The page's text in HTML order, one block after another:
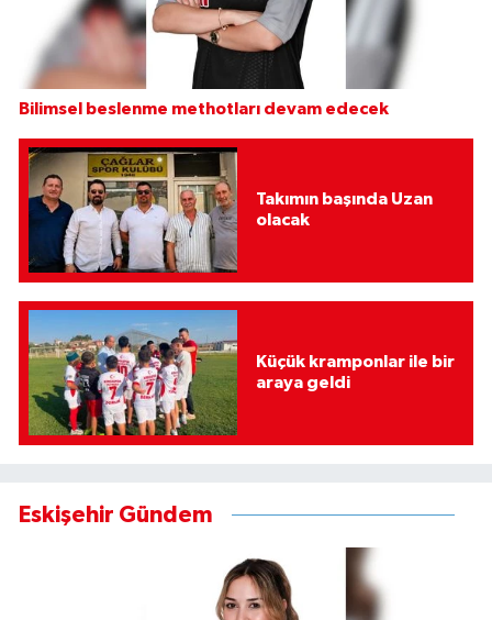
Bilimsel beslenme methotları devam edecek
Takımın başında Uzan
olacak
Küçük kramponlar ile bir
araya geldi
Eskişehir Gündem